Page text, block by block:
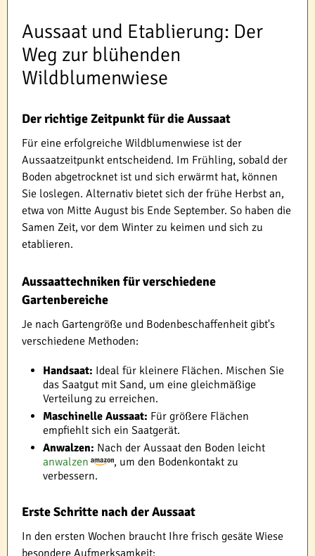
Aussaat und Etablierung: Der
Weg zur blühenden
Wildblumenwiese
Der richtige Zeitpunkt für die Aussaat
Für eine erfolgreiche Wildblumenwiese ist der
Aussaatzeitpunkt entscheidend. Im Frühling, sobald der
Boden abgetrocknet ist und sich erwärmt hat, können
Sie loslegen. Alternativ bietet sich der frühe Herbst an,
etwa von Mitte August bis Ende September. So haben die
Samen Zeit, vor dem Winter zu keimen und sich zu
etablieren.
Aussaattechniken für verschiedene
Gartenbereiche
Je nach Gartengröße und Bodenbeschaffenheit gibt's
verschiedene Methoden:
Handsaat: Ideal für kleinere Flächen. Mischen Sie
das Saatgut mit Sand, um eine gleichmäßige
Verteilung zu erreichen.
Maschinelle Aussaat: Für größere Flächen
empfiehlt sich ein Saatgerät.
Anwalzen: Nach der Aussaat den Boden leicht
anwalzen
, um den Bodenkontakt zu
verbessern.
Erste Schritte nach der Aussaat
In den ersten Wochen braucht Ihre frisch gesäte Wiese
besondere Aufmerksamkeit: